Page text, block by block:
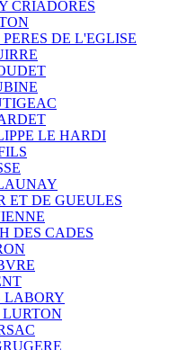
CRIADORES
DE L'EGLISE
LE HARDI
ET DE GUEULES
DES CADES
LABORY